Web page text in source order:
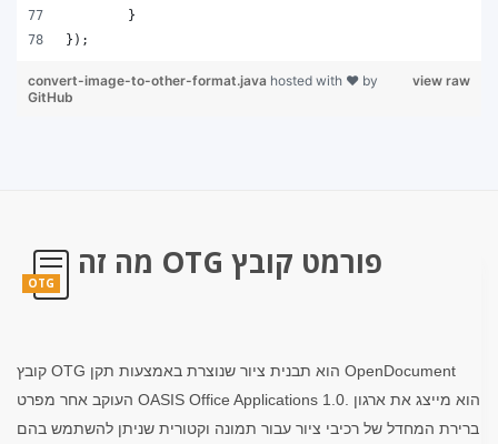
	}
});
view raw
convert-image-to-other-format.java hosted with ❤ by
GitHub
OTG
מה זה OTG פורמט קובץ
קובץ OTG הוא תבנית ציור שנוצרת באמצעות תקן OpenDocument
העוקב אחר מפרט OASIS Office Applications 1.0. הוא מייצג את ארגון
ברירת המחדל של רכיבי ציור עבור תמונה וקטורית שניתן להשתמש בהם